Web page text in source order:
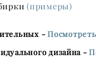
(примеры)
-Посмотреть
дизайна -